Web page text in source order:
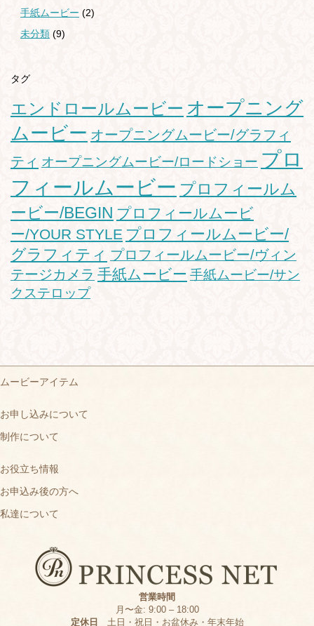
手紙ムービー (2)
未分類 (9)
タグ
エンドロールムービー オープニング
ムービー オープニングムービー/グラフィ
ティ オープニングムービー/ロードショー プロ
フィールムービー プロフィールム
ービー/BEGIN プロフィールムービ
ー/YOUR STYLE プロフィールムービー/
グラフィティ プロフィールムービー/ヴィン
テージカメラ 手紙ムービー 手紙ムービー/サン
クステロップ
ムービーアイテム
お申し込みについて
制作について
お役立ち情報
お申込み後の方へ
私達について
営業時間
月〜金: 9:00 – 18:00
定休日
土日・祝日・お盆休み・年末年始